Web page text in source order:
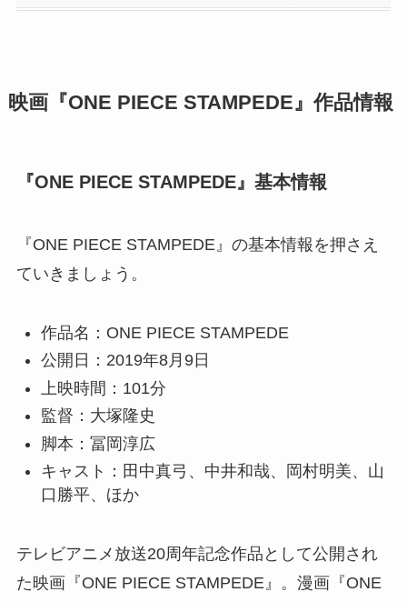
映画『ONE PIECE STAMPEDE』作品情報
『ONE PIECE STAMPEDE』基本情報
『ONE PIECE STAMPEDE』の基本情報を押さえ
ていきましょう。
作品名：ONE PIECE STAMPEDE
公開日：2019年8月9日
上映時間：101分
監督：大塚隆史
脚本：冨岡淳広
キャスト：田中真弓、中井和哉、岡村明美、山
口勝平、ほか
テレビアニメ放送20周年記念作品として公開され
た映画『ONE PIECE STAMPEDE』。漫画『ONE